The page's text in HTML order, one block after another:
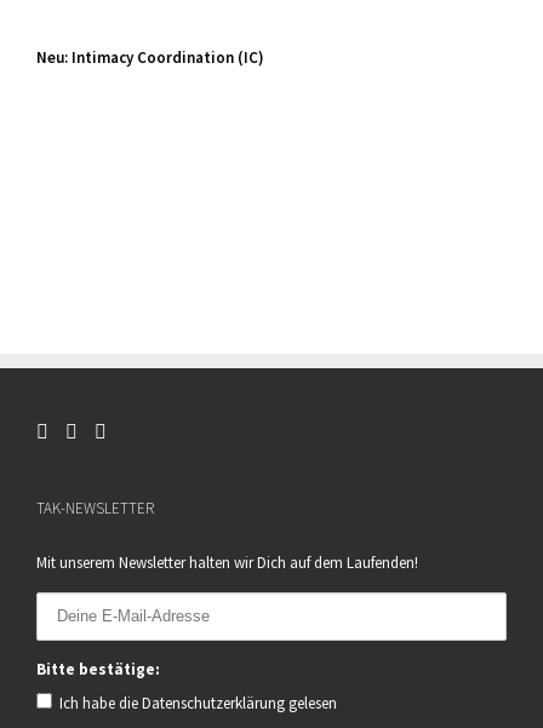
Neu: Intimacy Coordination (IC)
TAK-NEWSLETTER
Mit unserem Newsletter halten wir Dich auf dem Laufenden!
Bitte bestätige:
Ich habe dieDatenschutzerklärung gelesen